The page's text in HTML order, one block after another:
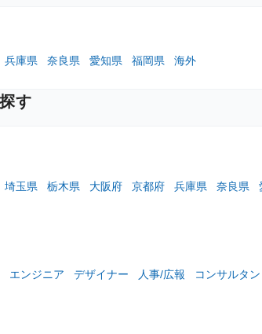
兵庫県 奈良県 愛知県 福岡県 海外
す
埼玉県 栃木県 大阪府 京都府 兵庫県 奈良県
エンジニア デザイナー 人事/広報 コンサルタン